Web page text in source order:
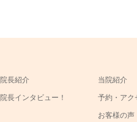
院長紹介
院長インタビュー！
当院紹介
予約・アク
お客様の声